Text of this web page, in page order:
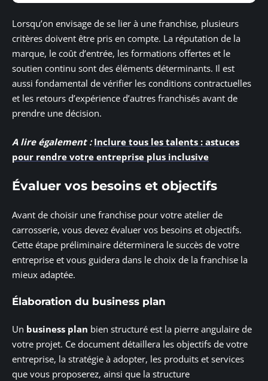
Lorsqu’on envisage de se lier à une franchise, plusieurs
critères doivent être pris en compte. La réputation de la
marque, le coût d’entrée, les formations offertes et le
soutien continu sont des éléments déterminants. Il est
aussi fondamental de vérifier les conditions contractuelles
et les retours d’expérience d’autres franchisés avant de
prendre une décision.
A lire également : Inclure tous les talents : astuces
pour rendre votre entreprise plus inclusive
Évaluer vos besoins et objectifs
Avant de choisir une franchise pour votre atelier de
carrosserie, vous devez évaluer vos besoins et objectifs.
Cette étape préliminaire déterminera le succès de votre
entreprise et vous guidera dans le choix de la franchise la
mieux adaptée.
Élaboration du business plan
Un business plan bien structuré est la pierre angulaire de
votre projet. Ce document détaillera les objectifs de votre
entreprise, la stratégie à adopter, les produits et services
que vous proposerez, ainsi que la structure